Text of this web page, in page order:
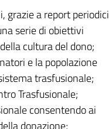
grazie a report periodici
serie di obiettivi
cultura del dono;
e la popolazione
trasfusionale;
Trasfusionale;
consentendo ai
donazione;